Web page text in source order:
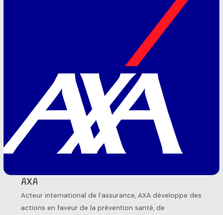
AXA
Acteur international de l’assurance, AXA développe des
actions en faveur de la prévention santé, de